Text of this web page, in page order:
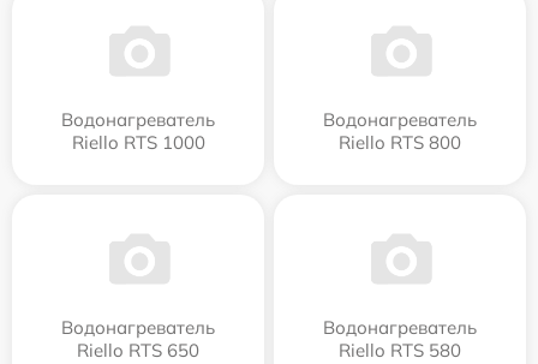
Водонагреватель
Riello RTS 1000
Водонагреватель
Riello RTS 800
Водонагреватель
Riello RTS 650
Водонагреватель
Riello RTS 580